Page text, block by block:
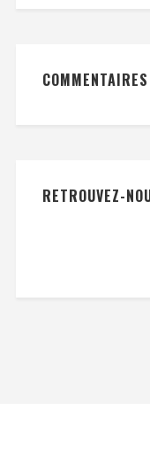
RETROUVEZ-